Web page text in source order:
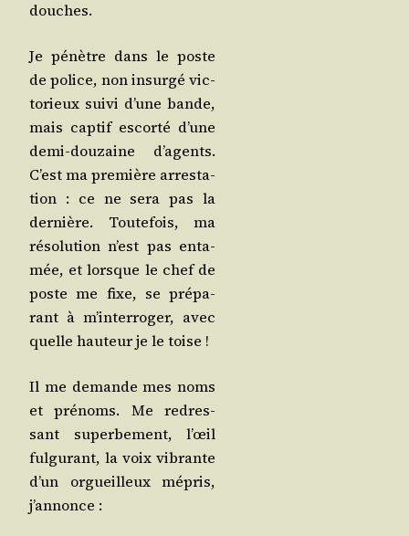
douches.
Je pénètre dans le poste
de police, non insur­gé vic­
to­rieux sui­vi d’une bande,
mais cap­tif escor­té d’une
demi-dou­zaine d’a­gents.
C’est ma pre­mière arres­ta­
tion : ce ne sera pas la
der­nière. Tou­te­fois, ma
réso­lu­tion n’est pas enta­
mée, et lorsque le chef de
poste me fixe, se pré­pa­
rant à m’in­ter­ro­ger, avec
quelle hau­teur je le toise !
Il me demande mes noms
et pré­noms. Me redres­
sant super­be­ment, l’œil
ful­gu­rant, la voix vibrante
d’un orgueilleux mépris,
j’annonce :